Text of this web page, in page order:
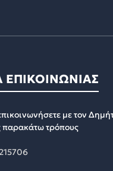
ΕΠΙΚΟΙΝΩΝΙΑΣ
με τον
παρακάτω τρόπους